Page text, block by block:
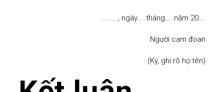
………., ngày…..tháng…..năm 20….
Người cam đoan
(Ký, ghi rõ họ tên)